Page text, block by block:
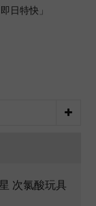
日特快」
次氯酸玩具